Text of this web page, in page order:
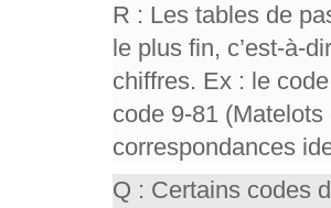
R : Les tables de
le plus fin, c’est-à-
chiffres. Ex : le
code 9-81
correspondances
Q : Certains codes